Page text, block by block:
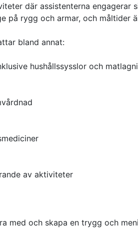
där assistenterna engagerar
på rygg och armar, och måltider
bland annat:
hushållssysslor och
av aktiviteter
med och skapa en trygg och